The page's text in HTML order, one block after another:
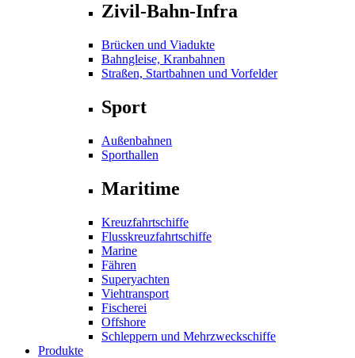
Zivil-Bahn-Infra
Brücken und Viadukte
Bahngleise, Kranbahnen
Straßen, Startbahnen und Vorfelder
Sport
Außenbahnen
Sporthallen
Maritime
Kreuzfahrtschiffe
Flusskreuzfahrtschiffe
Marine
Fähren
Superyachten
Viehtransport
Fischerei
Offshore
Schleppern und Mehrzweckschiffe
Produkte